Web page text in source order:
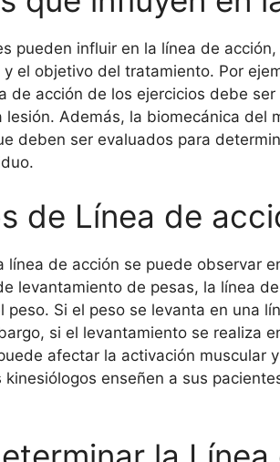
pueden influir en la línea de
el objetivo del tratamiento. Por
de acción de los ejercicios debe
lesión. Además, la biomecánica del
deben ser evaluados para
de Línea de
línea de acción se puede observar
levantamiento de pesas, la línea
peso. Si el peso se levanta en una
si el levantamiento se realiza
afectar la activación muscular
kinesiólogos enseñen a sus